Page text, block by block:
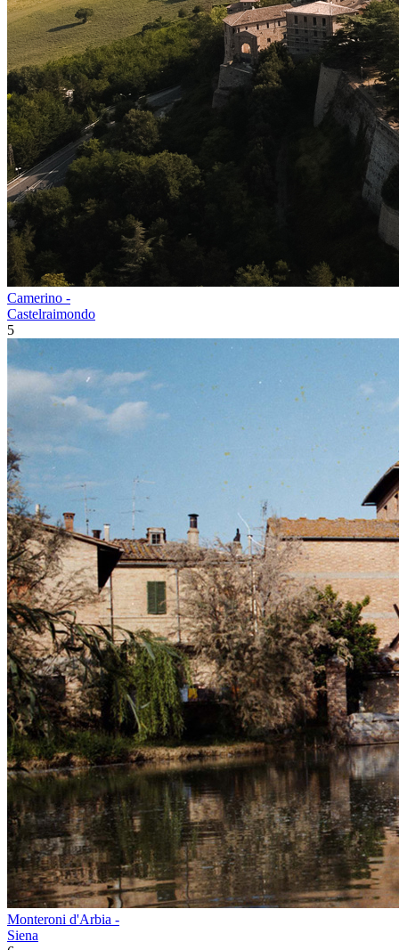
Camerino -
Castelraimondo
5
Monteroni d'Arbia -
Siena